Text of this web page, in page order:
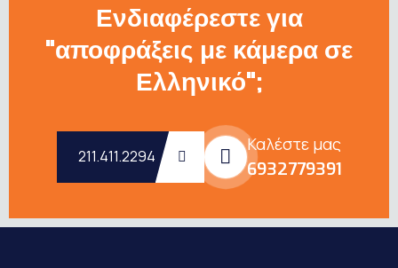
Ενδιαφέρεστε για
"αποφράξεις με κάμερα σε
Ελληνικό";
211.411.2294
Καλέστε μας
6932779391